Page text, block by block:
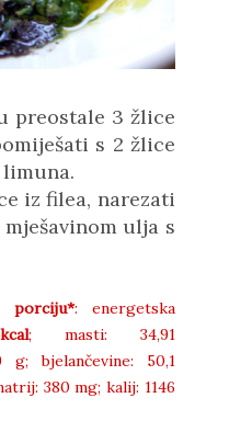
preostale 3 žlice
s 2 žlice
iz filea, narezati
ulja s
porciju*: energetska
; masti: 34,91
g;bjelančevine: 50,1
380 mg; kalij: 1146